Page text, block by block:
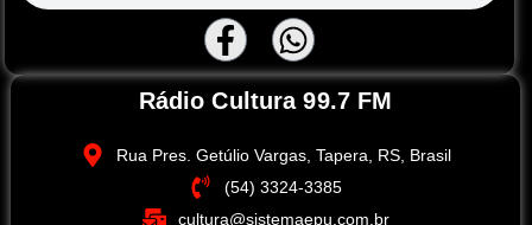
Rádio Cultura 99.7 FM
Rua Pres. Getúlio Vargas, Tapera, RS, Brasil
(54) 3324-3385
cultura@sistemaepu.com.br